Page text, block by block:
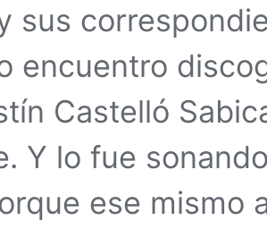
sus
encuentro
Castelló
Y lo fue
ese mismo